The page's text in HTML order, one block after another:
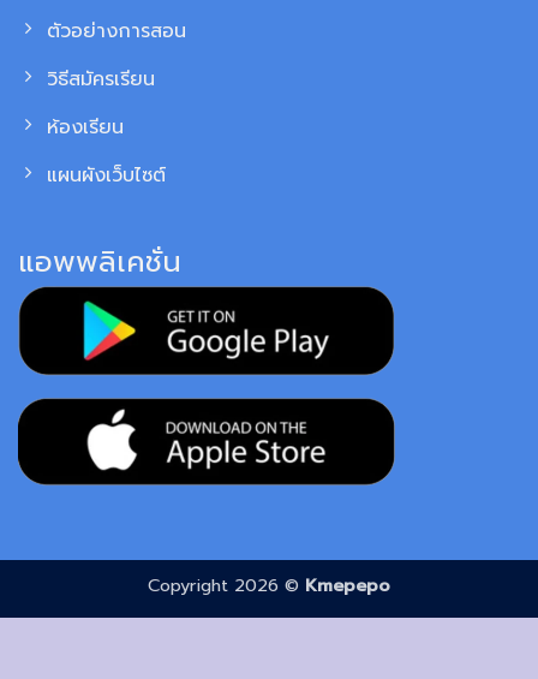
ตัวอย่างการสอน
วิธีสมัครเรียน
ห้องเรียน
แผนผังเว็บไซต์
แอพพลิเคชั่น
Copyright 2026 © Kmepepo